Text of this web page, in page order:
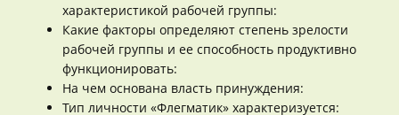
характеристикой рабочей группы:
Какие факторы определяют степень зрелости
рабочей группы и ее способность продуктивно
функционировать:
На чем основана власть принуждения:
Тип личности «Флегматик» характеризуется: